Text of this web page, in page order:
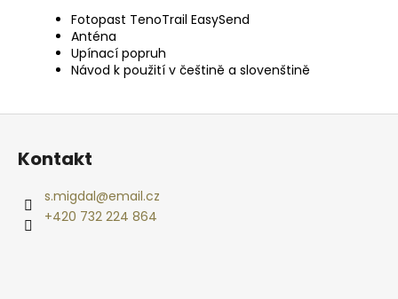
Fotopast TenoTrail EasySend
Anténa
Upínací popruh
Návod k použití v češtině a slovenštině
Z
Kontakt
s.migdal@email.cz
+420 732 224 864